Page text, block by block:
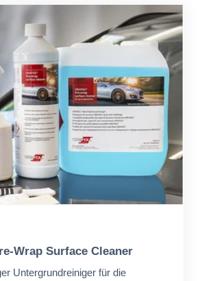
Wrap Surface Cleaner
Untergrundreiniger für die